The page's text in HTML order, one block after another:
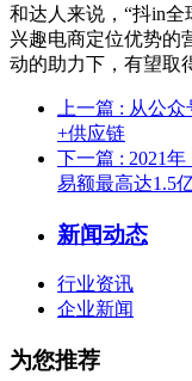
和达人来说，“抖in
兴趣电商定位优势的
动的助力下，有望取
上一篇 : 从公
+供应链
下一篇 : 2021
易额最高达1.5
新闻动态
行业资讯
企业新闻
为您推荐